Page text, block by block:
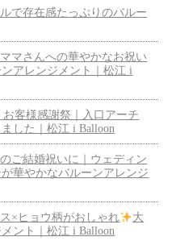
で存在感たっぷりのバルー
マさんへの華やかなお祝い
アレンジメント｜松江 i
お客様感謝祭｜入口アーチ
した｜松江 i Balloon
ご結婚祝いに｜ウェディン
華やかなバルーンアレンジ
×ヒョウ柄がおしゃれ
大
ント｜松江 i Balloon